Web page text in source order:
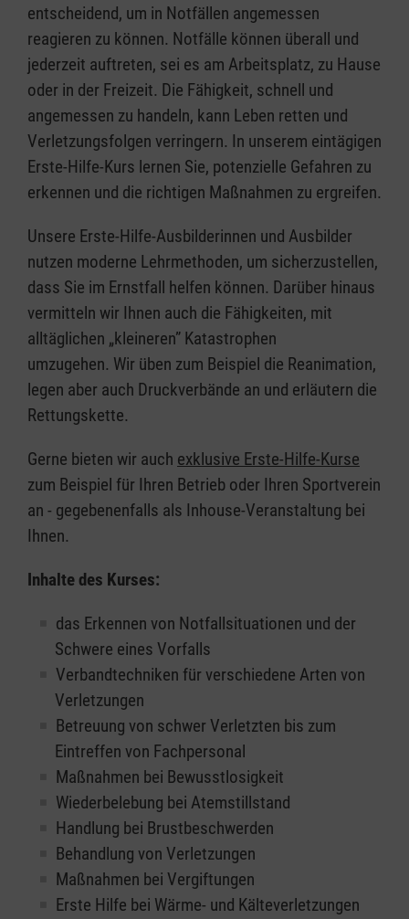
entscheidend, um in Notfällen angemessen
reagieren zu können. Notfälle können überall und
jederzeit auftreten, sei es am Arbeitsplatz, zu Hause
oder in der Freizeit. Die Fähigkeit, schnell und
angemessen zu handeln, kann Leben retten und
Verletzungsfolgen verringern. In unserem eintägigen
Erste-Hilfe-Kurs lernen Sie, potenzielle Gefahren zu
erkennen und die richtigen Maßnahmen zu ergreifen.
Unsere Erste-Hilfe-Ausbilderinnen und Ausbilder
nutzen moderne Lehrmethoden, um sicherzustellen,
dass Sie im Ernstfall helfen können. Darüber hinaus
vermitteln wir Ihnen auch die Fähigkeiten, mit
alltäglichen „kleineren” Katastrophen
umzugehen. Wir üben zum Beispiel die Reanimation,
legen aber auch Druckverbände an und erläutern die
Rettungskette.
Gerne bieten wir auch exklusive Erste-Hilfe-Kurse
zum Beispiel für Ihren Betrieb oder Ihren Sportverein
an - gegebenenfalls als Inhouse-Veranstaltung bei
Ihnen.
Inhalte des Kurses:
das Erkennen von Notfallsituationen und der
Schwere eines Vorfalls
Verbandtechniken für verschiedene Arten von
Verletzungen
Betreuung von schwer Verletzten bis zum
Eintreffen von Fachpersonal
Maßnahmen bei Bewusstlosigkeit
Wiederbelebung bei Atemstillstand
Handlung bei Brustbeschwerden
Behandlung von Verletzungen
Maßnahmen bei Vergiftungen
Erste Hilfe bei Wärme- und Kälteverletzungen